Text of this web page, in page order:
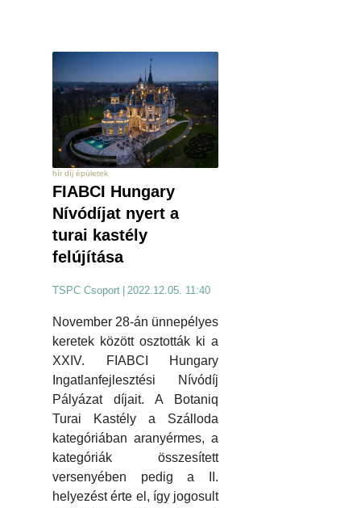
hír díj épületek
FIABCI Hungary
Nívódíjat nyert a
turai kastély
felújítása
TSPC Csoport 2022.12.05. 11:40
November 28-án ünnepélyes
keretek között osztották ki a
XXIV. FIABCI Hungary
Ingatlanfejlesztési Nívódíj
Pályázat díjait. A Botaniq
Turai Kastély a Szálloda
kategóriában aranyérmes, a
kategóriák összesített
versenyében pedig a II.
helyezést érte el, így jogosult